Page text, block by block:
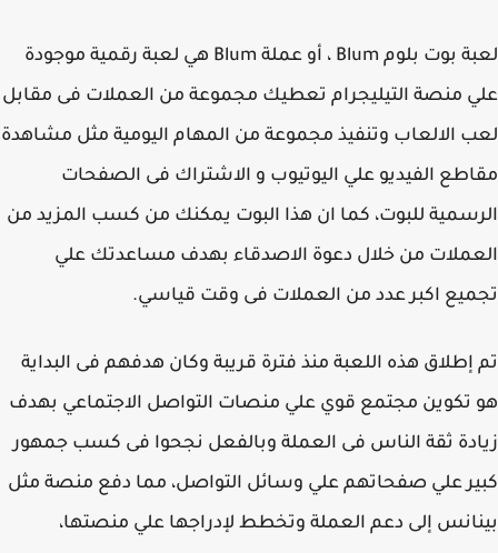
لعبة بوت بلوم Blum ، أو عملة Blum هي لعبة رقمية موجودة
منصة التيليجرام تعطيك مجموعة من العملات فى مقابل
الالعاب وتنفيذ مجموعة من المهام اليومية مثل مشاهدة
الفيديو علي اليوتيوب و الاشتراك فى الصفحات
للبوت، كما ان هذا البوت يمكنك من كسب المزيد من
من خلال دعوة الاصدقاء بهدف مساعدتك علي
اكبر عدد من العملات فى وقت قياسي.
هذه اللعبة منذ فترة قريبة وكان هدفهم فى البداية
تكوين مجتمع قوي علي منصات التواصل الاجتماعي بهدف
ثقة الناس فى العملة وبالفعل نجحوا فى كسب جمهور
علي صفحاتهم علي وسائل التواصل، مما دفع منصة مثل
إلى دعم العملة وتخطط لإدراجها علي منصتها،